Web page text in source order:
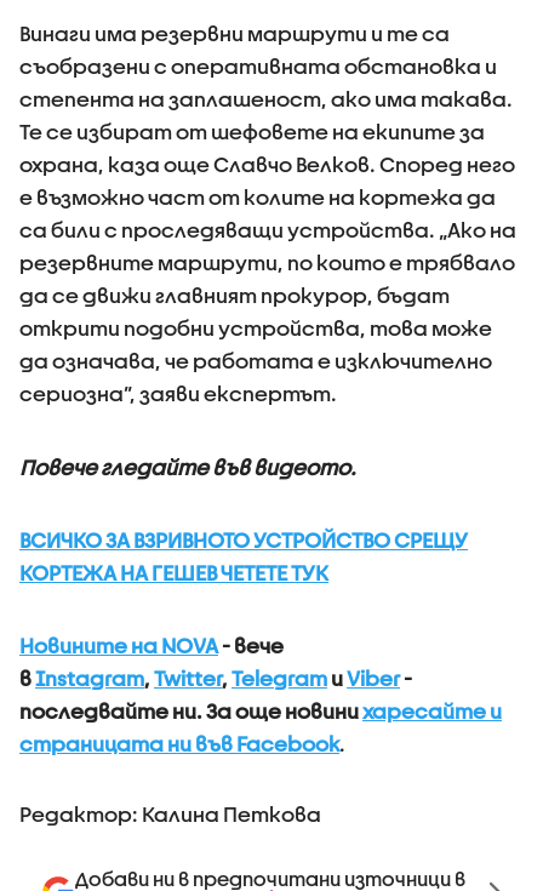
Винаги има резервни маршрути и те са
съобразени с оперативната обстановка и
степента на заплашеност, ако има такава.
Те се избират от шефовете на екипите за
охрана, каза още Славчо Велков. Според него
е възможно част от колите на кортежа да
са били с проследяващи устройства. „Ако на
резервните маршрути, по които е трябвало
да се движи главният прокурор, бъдат
открити подобни устройства, това може
да означава, че работата е изключително
сериозна”, заяви експертът.
Повече гледайте във видеото.
ВСИЧКО ЗА ВЗРИВНОТО УСТРОЙСТВО СРЕЩУ
КОРТЕЖА НА ГЕШЕВ ЧЕТЕТЕ ТУК
Новините на NOVA- вече
вInstagram, Twitter, Telegram иViber-
последвайте ни.За още новинихаресайте и
страницата ни във Facebook.
Редактор: Калина Петкова
Добави ни в предпочитани източници в